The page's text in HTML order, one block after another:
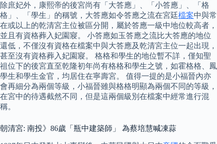
除庶妃外，康熙帝的後宮尚有「大答應」、「小答應」、「格
格」、「學生」的稱號，大答應如令答應之流在宮廷檔案中與常
在或以上的乾清宮主位被區分開，屬於答應一級中地位較高者，
並且有資格葬入妃園寢。 小答應如玉答應之流比大答應的地位
還低，不僅沒有資格在檔案中與大答應及乾清宮主位一起出現，
甚至沒有資格葬入妃園寢。 格格和學生的地位暫不詳，僅知聖
祖位下的後宮直至乾隆初年尚有格格和學生之號，如霍格格、鳳
學生和學生金官，均居住在寧壽宮。 值得一提的是小福晉內亦
會再細分為兩個等級，小福晉雖與格格明顯為兩個不同的等級，
在宮中的待遇截然不同，但是這兩個級別在檔案中經常進行混
稱。
朝清宮: 南投》86歲「瓶中建築師」 為蔡培慧喊凍蒜